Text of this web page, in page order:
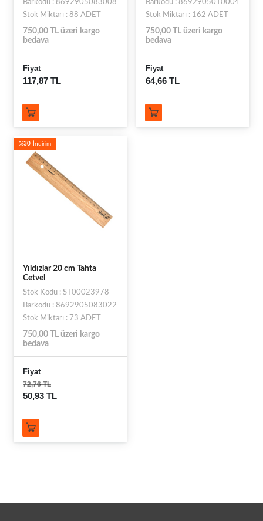
Barkodu : 8692905083008
Stok Miktarı : 88 ADET
750,00 TL üzeri kargo
bedava
Fiyat
117,87 TL
Barkodu : 8692905010004
Stok Miktarı : 162 ADET
750,00 TL üzeri kargo
bedava
Fiyat
64,66 TL
%30 İndirim
Yıldızlar 20 cm Tahta
Cetvel
Stok Kodu : ST00023978
Barkodu : 8692905083022
Stok Miktarı : 73 ADET
750,00 TL üzeri kargo
bedava
Fiyat
72,76 TL
50,93 TL